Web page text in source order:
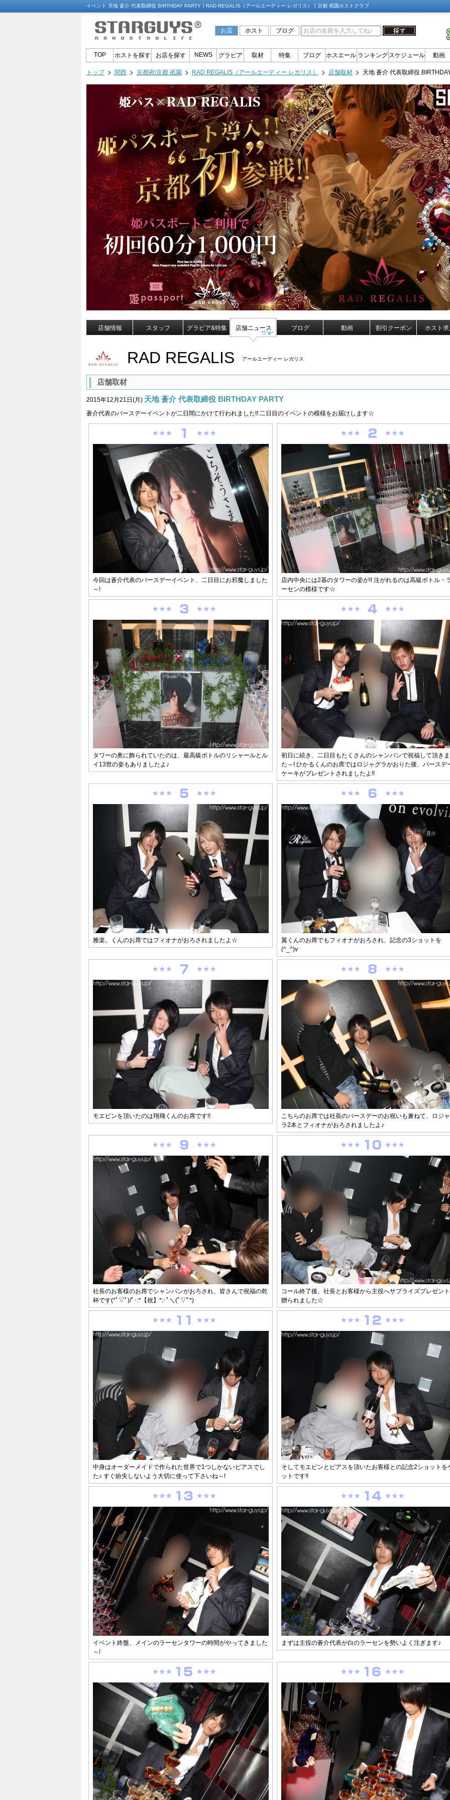
イベント 天地 蒼介 代表取締役 BIRTHDAY PARTY┃RAD REGALIS（アールエーディー レガリス）┃京都 祇園ホストクラブ
お店 ホスト ブログ
TOP ホストを探す お店を探す NEWS グラビア 取材 特集 ブログ ホスエール ランキング スケジュール 動画
トップ 関西 京都府/京都 祇園 RAD REGALIS（アールエーディー レガリス） 店舗取材 天地 蒼介 代表取締役
店舗情報 スタッフ グラビア&特集 店舗ニュース ブログ 動画 割引クーポン ホスト
RAD REGALIS アールエーディー レガリス
店舗取材
2015年12月21日(月) 天地 蒼介 代表取締役 BIRTHDAY PARTY
蒼介代表のバースデーイベントが二日間にかけて行われました!! 二日目のイベントの模様をお届けします☆
今回は蒼介代表のバースデーイベント、二日目にお邪魔しました
～!
店内中央には2基のタワーの姿が!! 注がれるのは高級ボトル・
ーセンの模様です☆
タワーの奥に飾られていたのは、最高級ボトルのリシャールとル
イ13世の姿もありましたよ♪
初日に続き、二日目もたくさんのシャンパンで祝福して頂き
た～! ひかるくんのお席ではロジャグラがおりた後、バースデ
ケーキがプレゼントされましたよ!!
雅楽。くんのお席ではフィオナがおろされましたよ☆
翼くんのお席でもフィオナがおろされ、記念の3ショットを
(^_^)v
モエピンを頂いたのは翔飛くんのお席です!!
こちらのお席では社長のバースデーのお祝いも兼ねて、ロジ
ラ2本とフィオナがおろされましたよ♪
社長のお客様のお席でシャンパンがおろされ、皆さんで祝福の乾
杯です(*ﾟ▽ﾟ)/ﾟ･:*【祝】*:･ﾟ＼(ﾟ▽ﾟ*)
コール終了後、社長とお客様から主役へサプライズプレゼン
贈られました☆
中身はオーダーメイドで作られた世界で1つしかないピアスでし
た♪ すぐ紛失しないよう大切に使って下さいね～!
そしてモエピンとピアスを頂いたお客様との記念2ショットを
ットです!!
イベント終盤、メインのラーセンタワーの時間がやってきました
～!
まずは主役の蒼介代表が白のラーセンを勢いよく注ぎます♪